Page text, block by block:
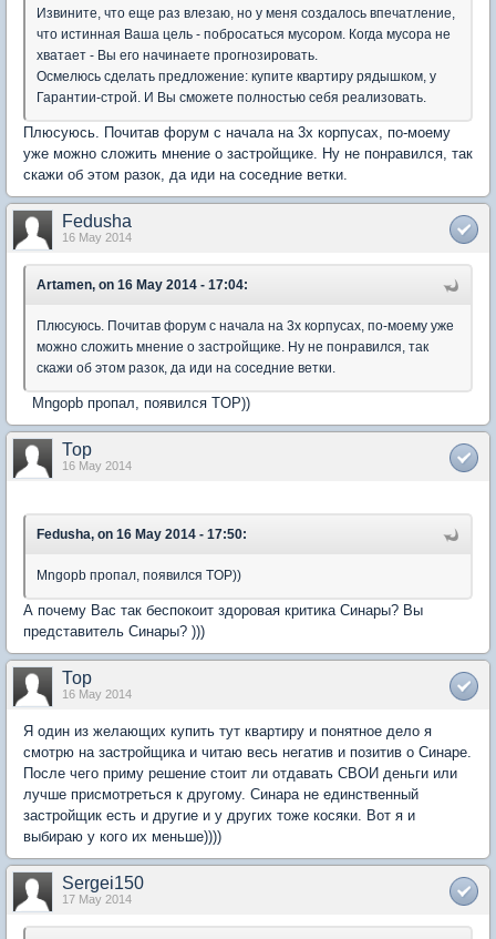
Извините, что еще раз влезаю, но у меня создалось впечатление,
что истинная Ваша цель - побросаться мусором. Когда мусора не
хватает - Вы его начинаете прогнозировать.
Осмелюсь сделать предложение: купите квартиру рядышком, у
Гарантии-строй. И Вы сможете полностью себя реализовать.
Плюсуюсь. Почитав форум с начала на 3х корпусах, по-моему
уже можно сложить мнение о застройщике. Ну не понравился, так
скажи об этом разок, да иди на соседние ветки.
Fedusha
16 May 2014
Artamen, on 16 May 2014 - 17:04:
Плюсуюсь. Почитав форум с начала на 3х корпусах, по-моему уже
можно сложить мнение о застройщике. Ну не понравился, так
скажи об этом разок, да иди на соседние ветки.
Mngopb пропал, появился TOP))
Тор
16 May 2014
Fedusha, on 16 May 2014 - 17:50:
Mngopb пропал, появился TOP))
А почему Вас так беспокоит здоровая критика Синары? Вы
представитель Синары? )))
Тор
16 May 2014
Я один из желающих купить тут квартиру и понятное дело я
смотрю на застройщика и читаю весь негатив и позитив о Синаре.
После чего приму решение стоит ли отдавать СВОИ деньги или
лучше присмотреться к другому. Синара не единственный
застройщик есть и другие и у других тоже косяки. Вот я и
выбираю у кого их меньше))))
Sergei150
17 May 2014